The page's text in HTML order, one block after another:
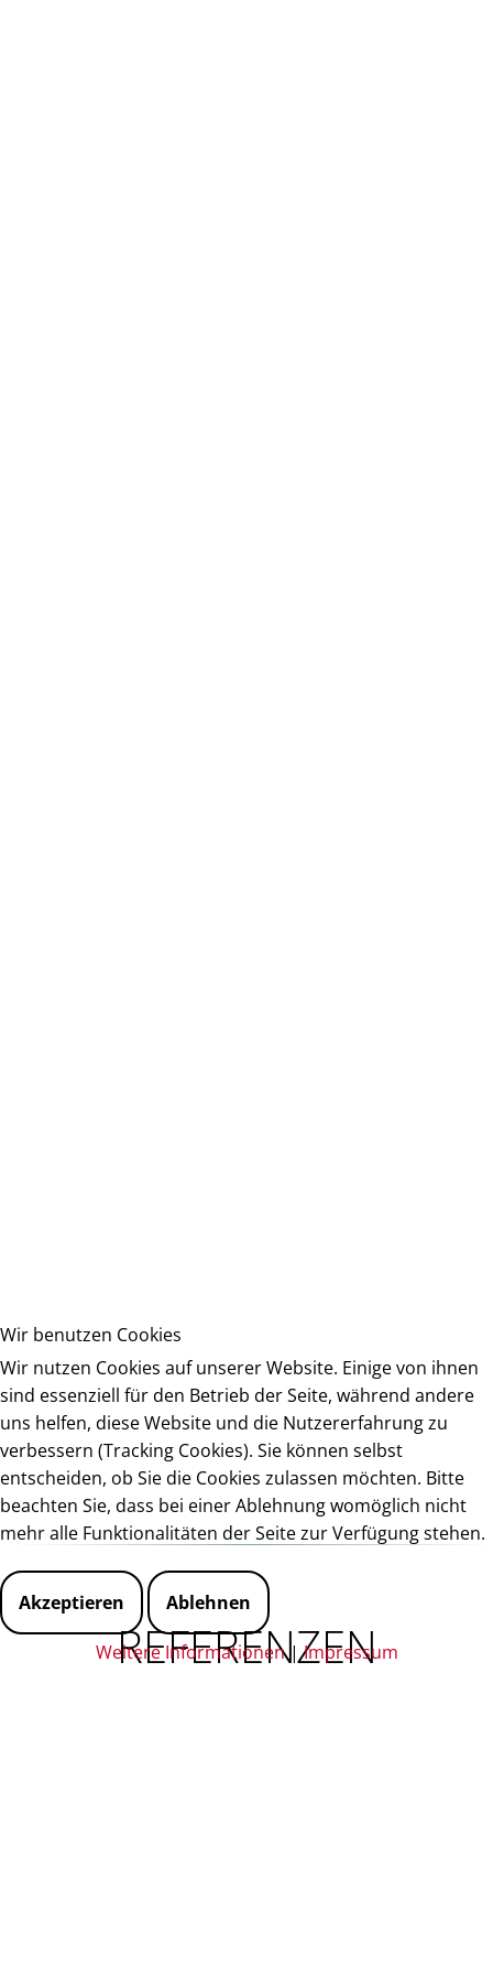
REFERENZEN
Wir benutzen Cookies
Wir nutzen Cookies auf unserer Website. Einige von ihnen
sind essenziell für den Betrieb der Seite, während andere
uns helfen, diese Website und die Nutzererfahrung zu
verbessern (Tracking Cookies). Sie können selbst
entscheiden, ob Sie die Cookies zulassen möchten. Bitte
beachten Sie, dass bei einer Ablehnung womöglich nicht
mehr alle Funktionalitäten der Seite zur Verfügung stehen.
Akzeptieren Ablehnen
Weitere Informationen|Impressum